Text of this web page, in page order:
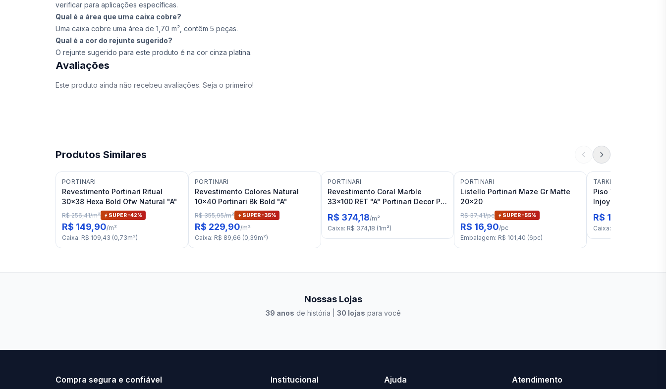
verificar para aplicações específicas.
Qual é a área que uma caixa cobre?
Uma caixa cobre uma área de 1,70 m², contêm 5 peças.
Qual é a cor do rejunte sugerido?
O rejunte sugerido para este produto é na cor cinza platina.
Avaliações
Este produto ainda não recebeu avaliações. Seja o primeiro!
Produtos Similares
PORTINARI
Revestimento Portinari Ritual
30x38 Hexa Bold Ofw Natural "A"
R$ 256,41/m² SUPER -42%
R$ 149,90/m²
Caixa: R$ 109,43 (0,73m²)
PORTINARI
Revestimento Colores Natural
10x40 Portinari Bk Bold "A"
R$ 355,95/m² SUPER -35%
R$ 229,90/m²
Caixa: R$ 89,66 (0,39m²)
PORTINARI
Revestimento Coral Marble
33x100 RET "A" Portinari Decor Pk
Mate
R$ 374,18/m²
Caixa: R$ 374,18 (1m²)
PORTINARI
Listello Portinari Maze Gr Matte
20x20
R$ 37,41/pc SUPER -55%
R$ 16,90/pc
Embalagem: R$ 101,40 (6pc)
TARKETT
Piso Vinílico
Injoy Prímula
R$ 110,03
Caixa:
Nossas Lojas
39 anos de história | 30 lojas para você
Elevato Xangri-Lá
Compra segura e confiável
Institucional Ajuda Atendimento